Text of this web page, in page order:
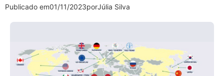
Publicado em01/11/2023porJúlia Silva